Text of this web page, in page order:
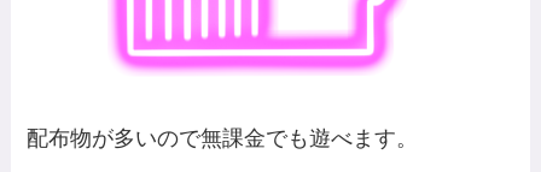
配布物が多いので無課金でも遊べます。